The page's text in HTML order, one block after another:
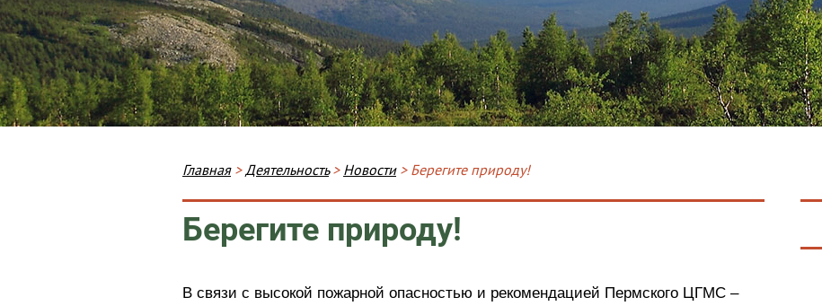
Строка навигации
Главная Деятельность Новости Берегите природу!
Берегите природу!
В связи с высокой пожарной опасностью и рекомендацией Пермского ЦГМС –